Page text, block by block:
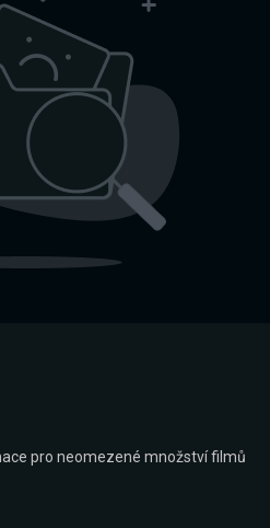
pro neomezené množství filmů